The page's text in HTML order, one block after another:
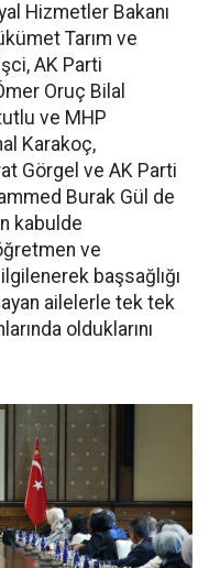
Hizmetler Bakanı
Tarım ve
AK Parti
Oruç Bilal
ve MHP
Karakoç,
Görgel ve AK Parti
Burak Gül de
kabulde
ve
başsağlığı
ailelerle tek tek
olduklarını